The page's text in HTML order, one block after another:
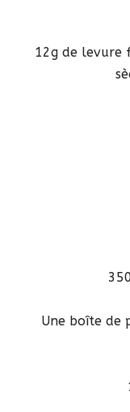
12g de levure
Une boîte de